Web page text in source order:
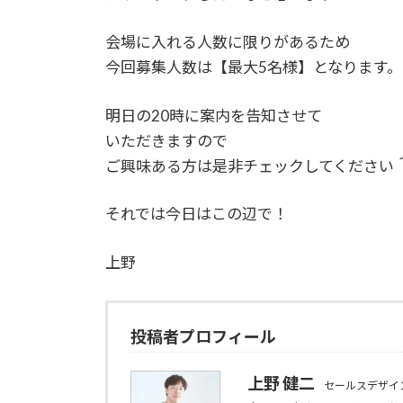
会場に入れる人数に限りがあるため
今回募集人数は【最大5名様】となります。
明日の20時に案内を告知させて
いただきますので
ご興味ある方は是非チェックしてください
それでは今日はこの辺で！
上野
投稿者プロフィール
上野 健二 セールスデザイ